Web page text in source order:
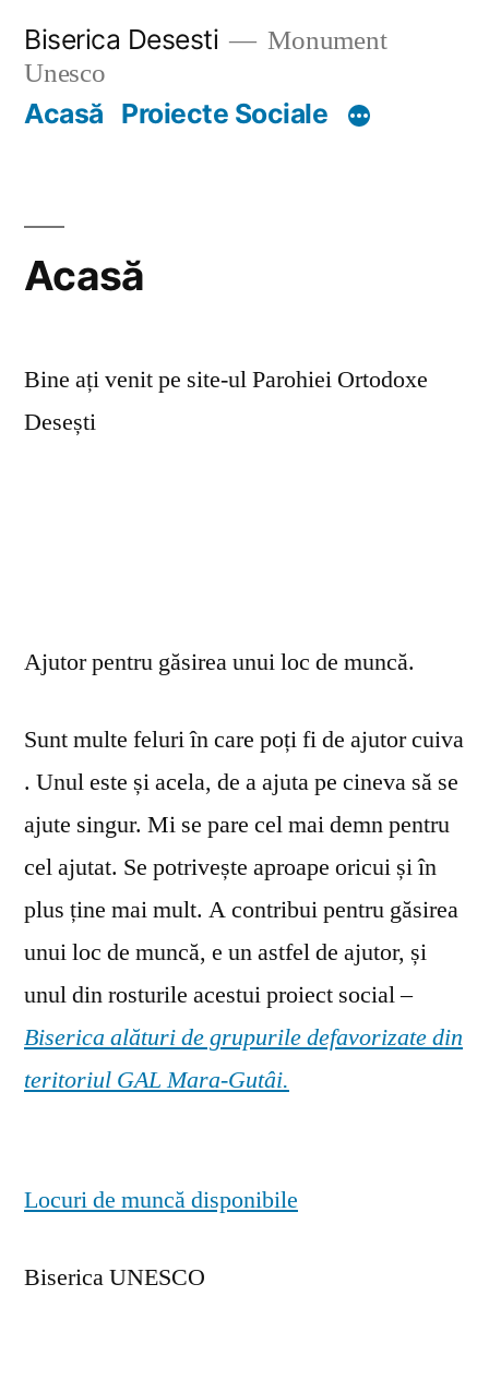
content
Biserica Desesti
Monument
Unesco
Acasă Proiecte Sociale
Acasă
Bine ați venit pe site-ul Parohiei Ortodoxe
Desești
Ajutor pentru găsirea unui loc de muncă.
Sunt multe feluri în care poți fi de ajutor cuiva
. Unul este și acela, de a ajuta pe cineva să se
ajute singur. Mi se pare cel mai demn pentru
cel ajutat. Se potrivește aproape oricui și în
plus ține mai mult. A contribui pentru găsirea
unui loc de muncă, e un astfel de ajutor, și
unul din rosturile acestui proiect social –
Biserica alături de grupurile defavorizate din
teritoriul GAL Mara-Gutâi.
Locuri de muncă disponibile
Biserica UNESCO